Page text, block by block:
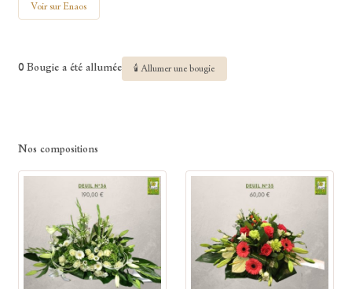
Voir sur Enaos
0 Bougie a été allumée 🕯 Allumer une bougie
Nos compositions